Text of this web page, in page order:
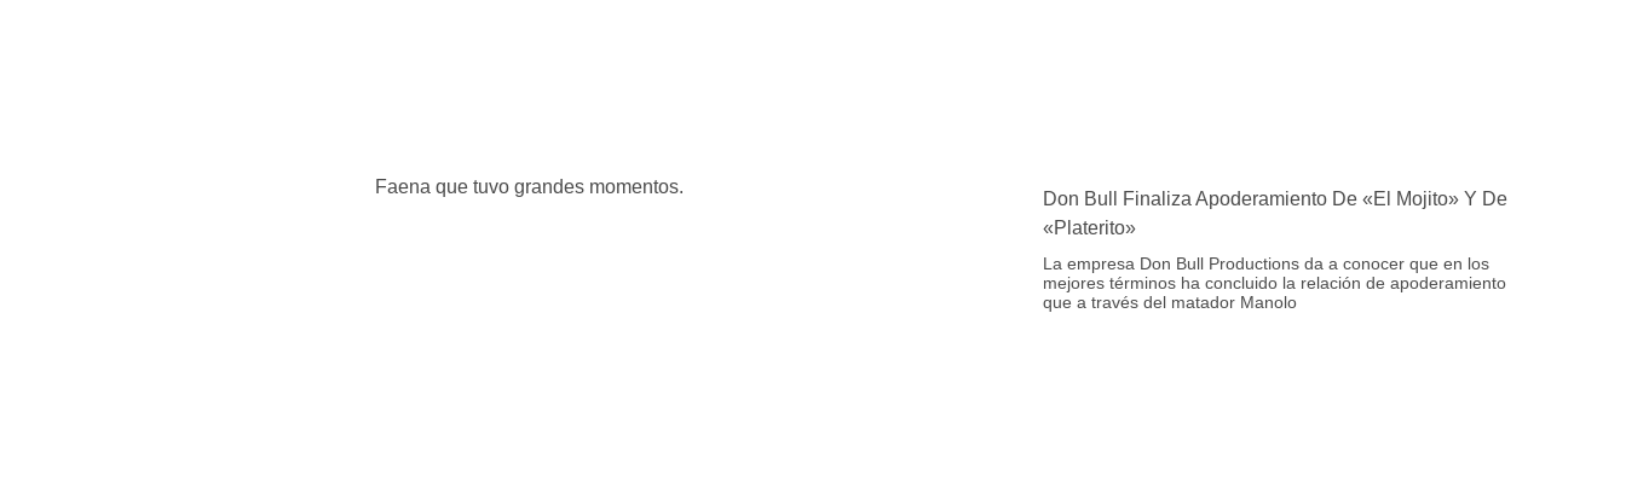
Faena que tuvo grandes momentos.
Don Bull Finaliza Apoderamiento De «El Mojito» Y De
«Platerito»
La empresa Don Bull Productions da a conocer que en los
mejores términos ha concluido la relación de apoderamiento
que a través del matador Manolo